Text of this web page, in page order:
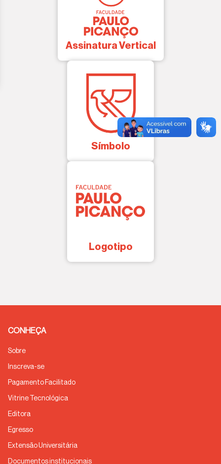
Assinatura Vertical
Símbolo
Logotipo
CONHEÇA
Sobre
Inscreva-se
Pagamento Facilitado
Vitrine Tecnológica
Editora
Egresso
Extensão Universitária
Documentos institucionais